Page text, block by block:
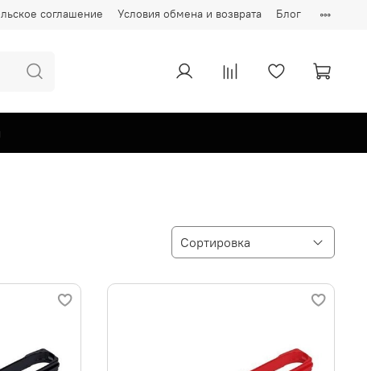
соглашение Условия обмена и возврата Блог